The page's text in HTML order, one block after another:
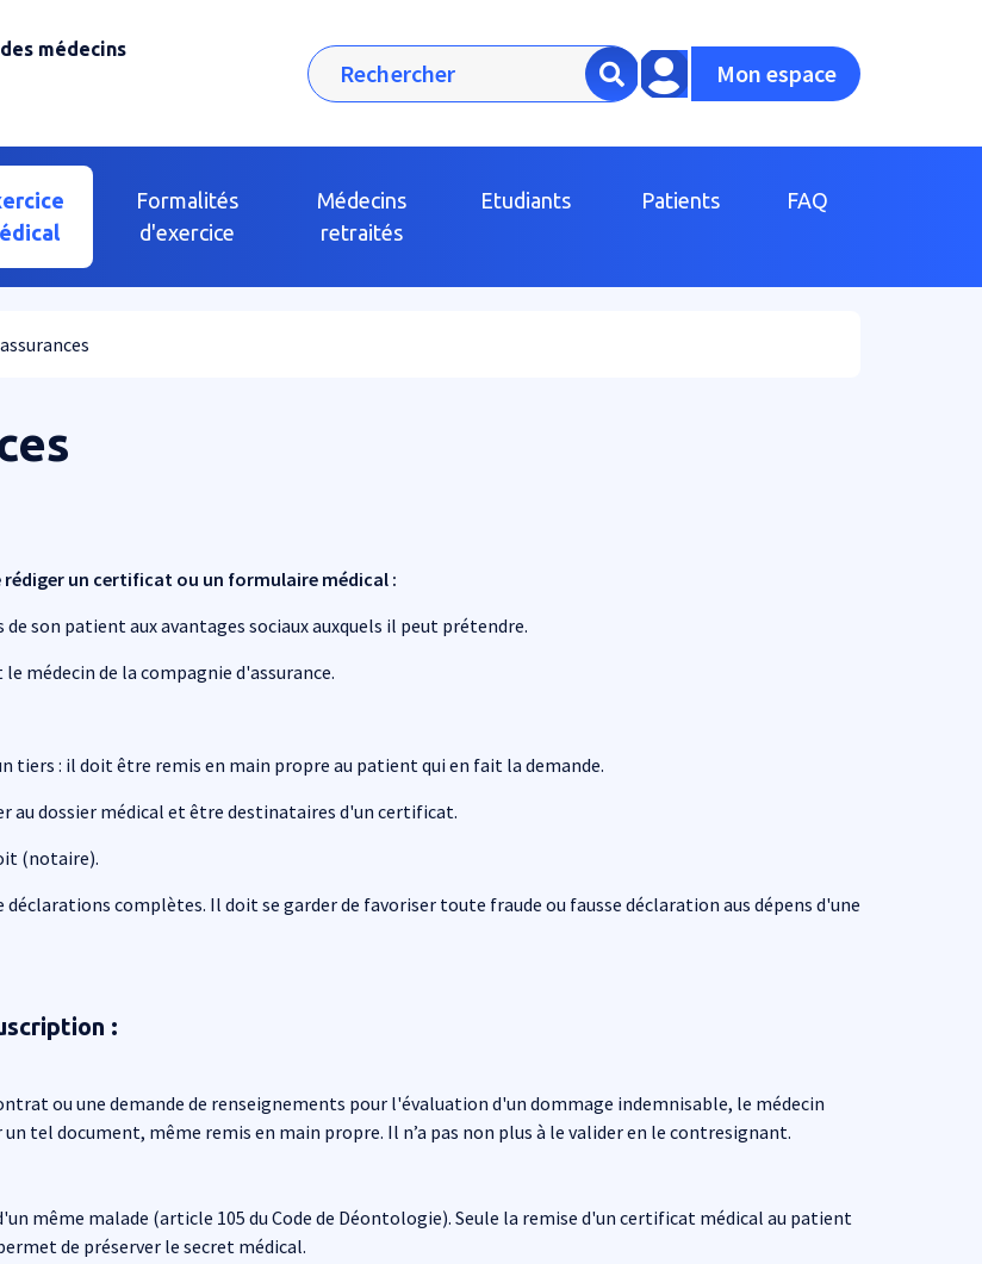
médecins Rechercher Mon espace
Formalités
d'exercice
Médecins
retraités
Etudiants Patients FAQ
rédiger un certificat ou un formulaire médical :
son patient aux avantages sociaux auxquels il peut prétendre.
médecin de la compagnie d'assurance.
tiers : il doit être remis en main propre au patient qui en fait la demande.
au dossier médical et être destinataires d'un certificat.
(notaire).
complètes. Il doit se garder de favoriser toute fraude ou fausse déclaration aus dépens d'une
:
ou une demande de renseignements pour l'évaluation d'un dommage indemnisable, le médecin
tel document, même remis en main propre. Il n’a pas non plus à le valider en le contresignant.
même malade (article 105 du Code de Déontologie). Seule la remise d'un certificat médical au patient
de préserver le secret médical.